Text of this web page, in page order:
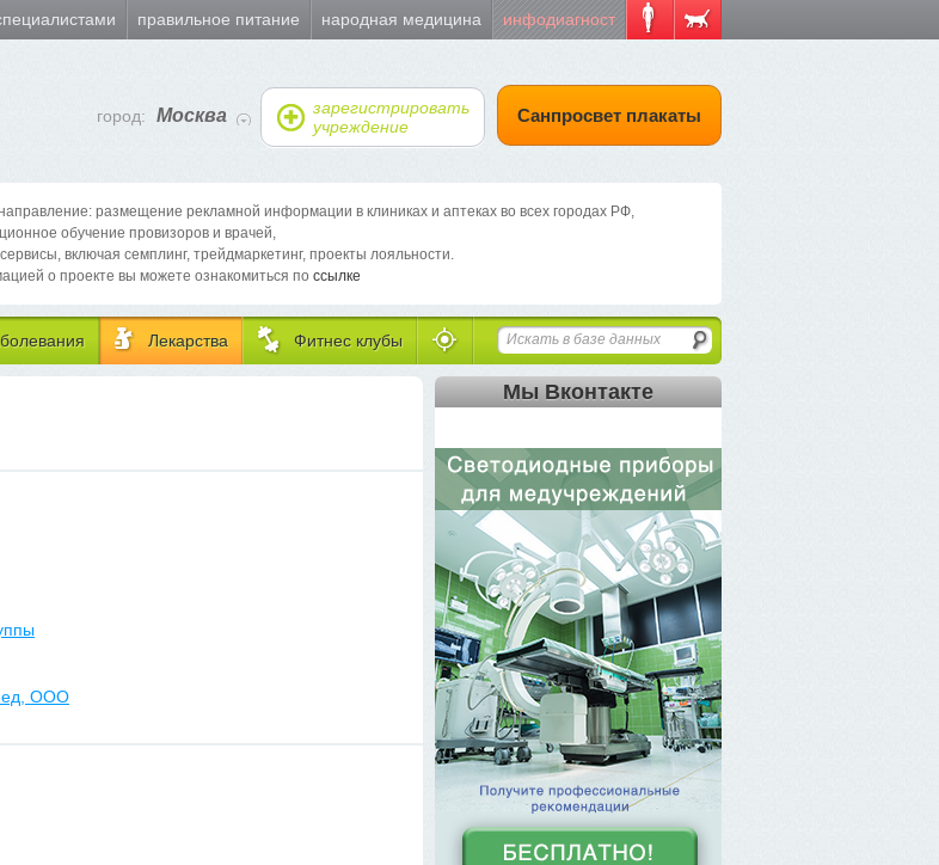
правильное питание народная медицина инфодиагност
город: Москва
зарегистрировать
учреждение
Санпросвет плакаты
размещение рекламной информации в клиниках и аптеках во всех городах РФ,
обучение провизоров и врачей,
включая семплинг, трейдмаркетинг, проекты лояльности.
о проекте вы можете ознакомиться по ссылке
Лекарства Фитнес клубы
ООО
Мы Вконтакте